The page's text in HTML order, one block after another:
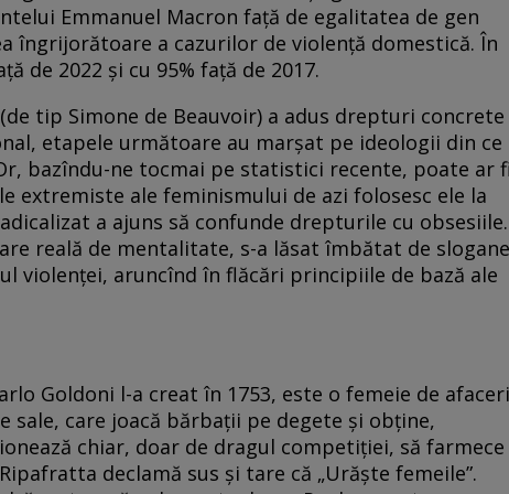
Emmanuel Macron față de egalitatea de gen
îngrijorătoare a cazurilor de violență domestică. În
de 2022 și cu 95% față de 2017.
tip Simone de Beauvoir) a adus drepturi concrete
etapele următoare au marșat pe ideologii din ce
bazîndu-ne tocmai pe statistici recente, poate ar fi
extremiste ale feminismului de azi folosesc ele la
a ajuns să confunde drepturile cu obsesiile.
reală de mentalitate, s-a lăsat îmbătat de slogane
violenței, aruncînd în flăcări principiile de bază ale
Goldoni l-a creat în 1753, este o femeie de
sale, care joacă bărbații pe degete și obține,
chiar, doar de dragul competiției, să farmece
declamă sus și tare că „Urăște femeile”.